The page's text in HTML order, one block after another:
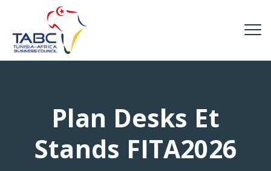
Plan Desks Et
Stands FITA2026